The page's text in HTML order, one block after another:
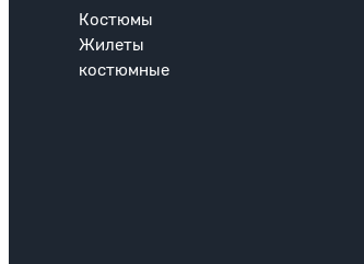
Костюмы
Жилеты
костюмные